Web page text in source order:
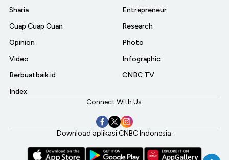
Sharia
Cuap Cuap Cuan
Opinion
Video
Berbuatbaik.id
Index
Entrepreneur
Research
Photo
Infographic
CNBC TV
Connect With Us:
Download aplikasi CNBC Indonesia: